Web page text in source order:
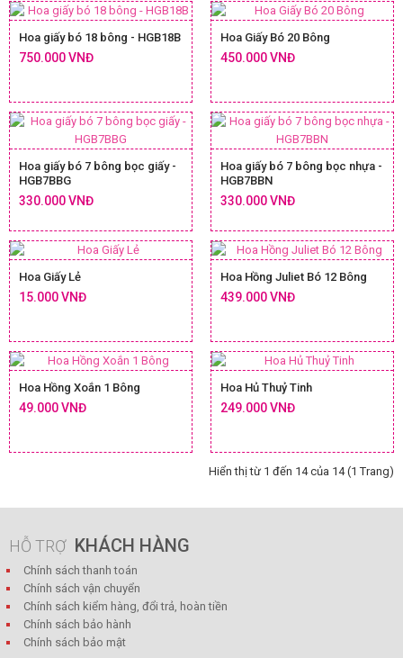
Hoa giấy bó 18 bông - HGB18B
750.000 VNĐ
Hoa Giấy Bó 20 Bông
450.000 VNĐ
Hoa giấy bó 7 bông bọc giấy -
HGB7BBG
330.000 VNĐ
Hoa giấy bó 7 bông bọc nhựa -
HGB7BBN
330.000 VNĐ
Hoa Giấy Lẻ
15.000 VNĐ
Hoa Hồng Juliet Bó 12 Bông
439.000 VNĐ
Hoa Hồng Xoắn 1 Bông
49.000 VNĐ
Hoa Hủ Thuỷ Tinh
249.000 VNĐ
Hiển thị từ 1 đến 14 của 14 (1 Trang)
HỖ TRỢ KHÁCH HÀNG
Chính sách thanh toán
Chính sách vận chuyển
Chính sách kiểm hàng, đổi trả, hoàn tiền
Chính sách bảo hành
Chính sách bảo mật